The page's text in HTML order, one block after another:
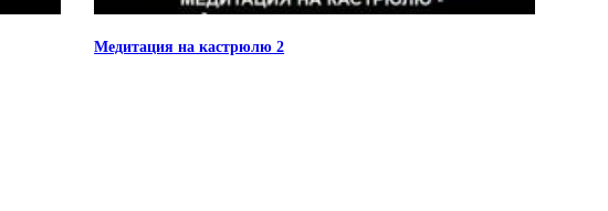
Медитация на кастрюлю 2